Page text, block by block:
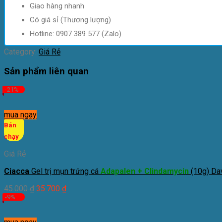
đơn
có
Mecaflu
Giao hàng nhanh
Có giá sỉ (Thương lượng)
Hotline: 0907 389 577 (Zalo)
Category: Giá Rẻ
Sản phẩm liên quan
-21%
mua ngay
Bán
chạy
Giá Rẻ
Ciacca Gel trị mụn trứng cá Adapalen + Clindamycin (10g)
45.000₫ 35.700 ₫
-9%